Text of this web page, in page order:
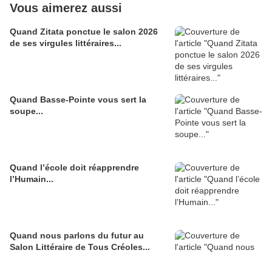
Vous aimerez aussi
Quand Zitata ponctue le salon 2026
de ses virgules littéraires...
Quand Basse-Pointe vous sert la
soupe...
Quand l’école doit réapprendre
l’Humain...
Quand nous parlons du futur au
Salon Littéraire de Tous Créoles...